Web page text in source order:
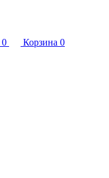
0 Корзина 0